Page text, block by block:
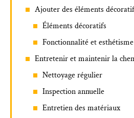
Ajouter des éléments
Éléments décoratifs
Fonctionnalité et esthétisme
Entretenir et maintenir la
Nettoyage régulier
Inspection annuelle
Entretien des matériaux